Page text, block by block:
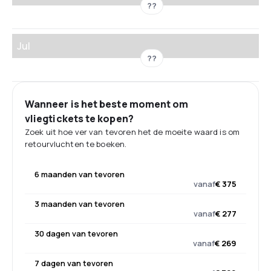
??
Jul
??
Wanneer is het beste moment om
vliegtickets te kopen?
Zoek uit hoe ver van tevoren het de moeite waard is om
retourvluchten te boeken.
6 maanden van tevoren
vanaf€ 375
3 maanden van tevoren
vanaf€ 277
30 dagen van tevoren
vanaf€ 269
7 dagen van tevoren